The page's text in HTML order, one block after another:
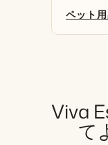
ペット
Viva
て